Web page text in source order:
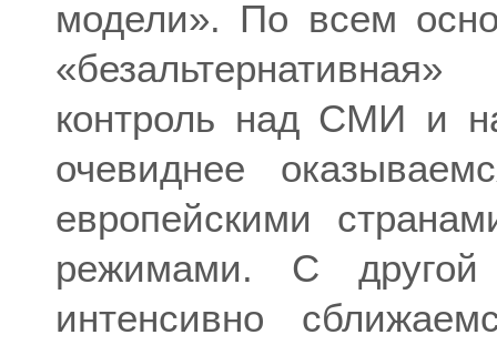
модели». По всем
контроль над СМИ и
очевиднее
европейскими
режимами. С
интенсивно